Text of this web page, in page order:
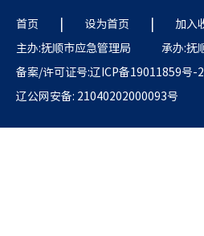
首页 | 设为首页 |
加入
主办:抚顺市应急管理局
承办:抚
备案/许可证号:辽ICP备19011859号-2
辽公网安备: 21040202000093号